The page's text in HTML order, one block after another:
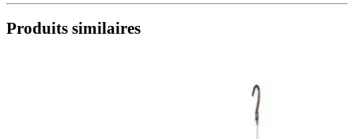
Produits similaires